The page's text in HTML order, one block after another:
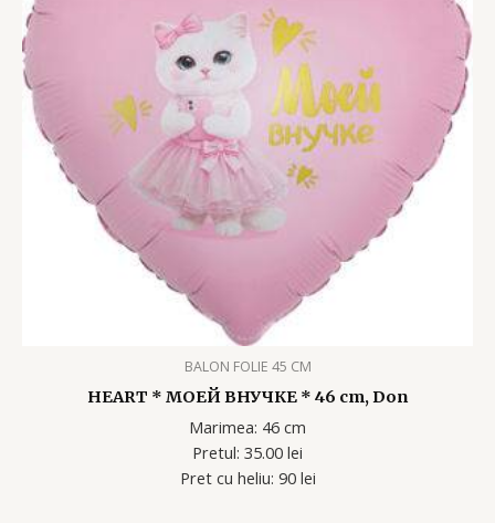
BALON FOLIE 45 CM
HEART * МОЕЙ ВНУЧКЕ * 46 cm, Don
Marimea: 46 cm
Pretul: 35.00 lei
Pret cu heliu: 90 lei